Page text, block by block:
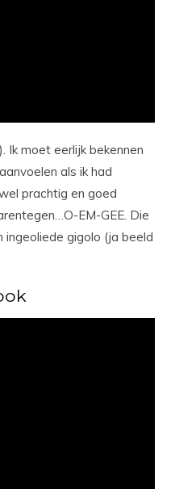
Ik moet eerlijk bekennen
als ik had
prachtig en goed
EM-GEE. Die
ingeoliede gigolo (ja beeld